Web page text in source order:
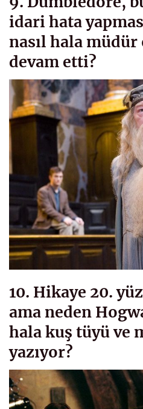
idari hata
nasıl hala
devam etti?
10. Hikaye 20.
ama neden
hala kuş tüyü ve
yazıyor?